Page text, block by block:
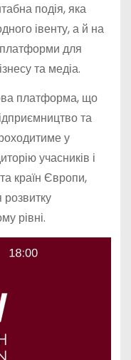
подія, яка
івенту, а й на
для
та медіа.
платформа, що
та
у
учасників і
та країн Європи,
рівні.